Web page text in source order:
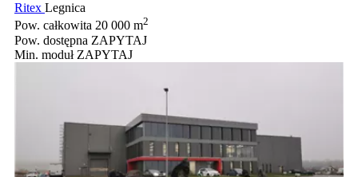
Ritex Legnica
Pow. całkowita 20 000 m2
Pow. dostępna ZAPYTAJ
Min. moduł ZAPYTAJ